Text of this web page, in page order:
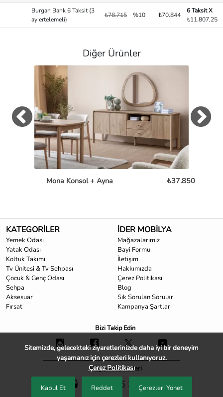
Burgan Bank 6 Taksit (3
ay ertelemeli)
₺78.715 %10 ₺70.844
6 Taksit X
₺11.807,25
Diğer Ürünler
Mona Konsol + Ayna ₺37.850
KATEGORİLER
Yemek Odası
Yatak Odası
Koltuk Takımı
Tv Ünitesi & Tv Sehpası
Çocuk & Genç Odası
Sehpa
Aksesuar
Fırsat
İDER MOBİLYA
Mağazalarımız
Bayi Formu
İletişim
Hakkımızda
Çerez Politikası
Blog
Sık Sorulan Sorular
Kampanya Şartları
Bizi Takip Edin
Müşteri Hizmetleri
0850 466 33 33
Sitemizde, gelecekteki ziyaretlerinizde daha iyi bir deneyim
yaşamanız için çerezleri kullanıyoruz.
Çerez Politikası
Kabul Et Reddet Çerezleri Yönet